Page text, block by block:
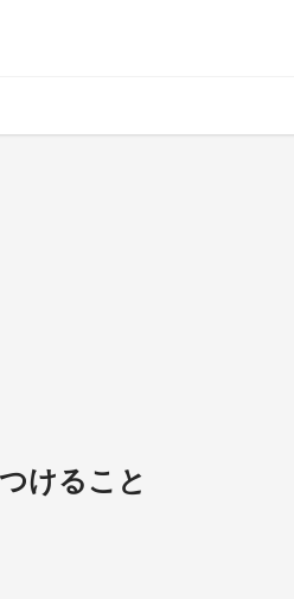
けること